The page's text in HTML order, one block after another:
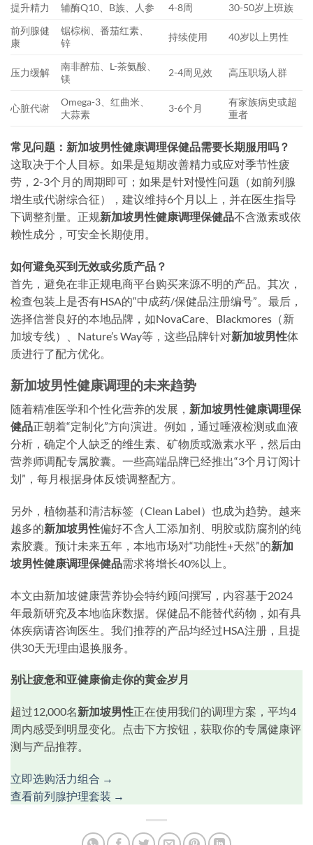
提升精力 辅酶Q10、B族、人参 4-8周
30-50岁上班族
前列腺健
康
锯棕榈、番茄红素、
锌
持续使用 40岁以上男性
压力缓解
南非醉茄、L-茶氨酸、
镁
2-4周见效 高压职场人群
心脏代谢
Omega-3、红曲米、
大蒜素
3-6个月
有家族病史或超
重者
常见问题：新加坡男性健康调理保健品需要长期服用吗？
这取决于个人目标。如果是短期改善精力或应对季节性疲
劳，2-3个月的周期即可；如果是针对慢性问题（如前列腺
增生或代谢综合征），建议维持6个月以上，并在医生指导
下调整剂量。正规新加坡男性健康调理保健品不含激素或依
赖性成分，可安全长期使用。
如何避免买到无效或劣质产品？
首先，避免在非正规电商平台购买来源不明的产品。其次，
检查包装上是否有HSA的“中成药/保健品注册编号”。最后，
选择信誉良好的本地品牌，如NovaCare、Blackmores（新
加坡专线）、Nature’s Way等，这些品牌针对新加坡男性体
质进行了配方优化。
新加坡男性健康调理的未来趋势
随着精准医学和个性化营养的发展， 新加坡男性健康调理保
健品正朝着“定制化”方向演进。例如，通过唾液检测或血液
分析，确定个人缺乏的维生素、矿物质或激素水平，然后由
营养师调配专属胶囊。一些高端品牌已经推出“3个月订阅计
划”，每月根据身体反馈调整配方。
另外，植物基和清洁标签（Clean Label）也成为趋势。越来
越多的新加坡男性偏好不含人工添加剂、明胶或防腐剂的纯
素胶囊。预计未来五年，本地市场对“功能性+天然”的新加
坡男性健康调理保健品需求将增长40%以上。
本文由新加坡健康营养协会特约顾问撰写，内容基于2024
年最新研究及本地临床数据。保健品不能替代药物，如有具
体疾病请咨询医生。我们推荐的产品均经过HSA注册，且提
供30天无理由退换服务。
别让疲惫和亚健康偷走你的黄金岁月
超过12,000名新加坡男性正在使用我们的调理方案，平均4
周内感受到明显变化。点击下方按钮，获取你的专属健康评
测与产品推荐。
立即选购活力组合 →
查看前列腺护理套装 →